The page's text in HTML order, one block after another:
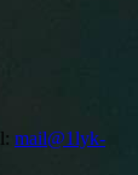
mail@1lyk-